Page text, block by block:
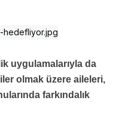
uygulamalarıyla da
olmak üzere aileleri,
farkındalık